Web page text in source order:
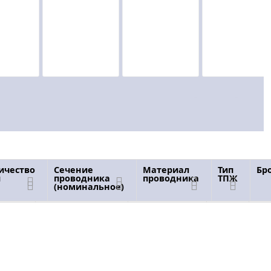
Сечение
проводника
(номинальное)
Материал
проводника
Тип
ТПЖ
Сечение
проводника
(номинальное)
Материал
проводника Тип
ТПЖ